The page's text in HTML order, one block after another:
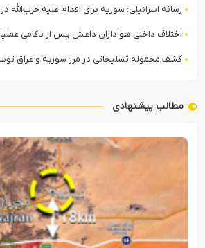
رسانه اسرائیلی: سوریه برای اقدام علیه حزب‌الله
اختلاف داخلی هواداران داعش پس از ناکامی
کشف محموله تسلیحاتی در مرز سوریه و عراق
مطالب پیشنهادی